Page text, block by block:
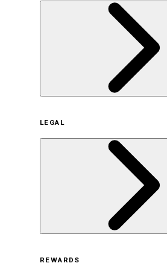
サステナビリティの取
サステナビリティの取り
ヒストリー
採用情報
LEGAL
REWARDS